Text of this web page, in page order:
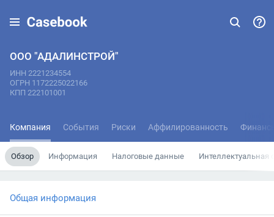
ООО "АДАЛИНСТРОЙ"
ИНН 2221234554
ОГРН 1172225022166
КПП 222101001
Компания События Риски Аффилированность
Обзор Информация Налоговые данные Интеллектуальная
Общая информация